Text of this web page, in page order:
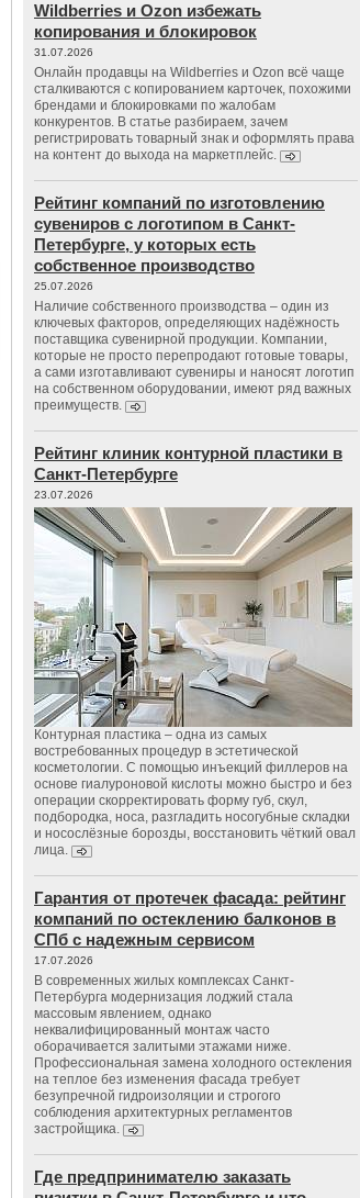
Wildberries и Ozon избежать
копирования и блокировок
31.07.2026
Онлайн продавцы на Wildberries и Ozon всё чаще
сталкиваются с копированием карточек, похожими
брендами и блокировками по жалобам
конкурентов. В статье разбираем, зачем
регистрировать товарный знак и оформлять права
на контент до выхода на маркетплейс.
Рейтинг компаний по изготовлению
сувениров с логотипом в Санкт-
Петербурге, у которых есть
собственное производство
25.07.2026
Наличие собственного производства – один из
ключевых факторов, определяющих надёжность
поставщика сувенирной продукции. Компании,
которые не просто перепродают готовые товары,
а сами изготавливают сувениры и наносят логотип
на собственном оборудовании, имеют ряд важных
преимуществ.
Рейтинг клиник контурной пластики в
Санкт-Петербурге
23.07.2026
Контурная пластика – одна из самых
востребованных процедур в эстетической
косметологии. С помощью инъекций филлеров на
основе гиалуроновой кислоты можно быстро и без
операции скорректировать форму губ, скул,
подбородка, носа, разгладить носогубные складки
и носослёзные борозды, восстановить чёткий овал
лица.
Гарантия от протечек фасада: рейтинг
компаний по остеклению балконов в
СПб с надежным сервисом
17.07.2026
В современных жилых комплексах Санкт-
Петербурга модернизация лоджий стала
массовым явлением, однако
неквалифицированный монтаж часто
оборачивается залитыми этажами ниже.
Профессиональная замена холодного остекления
на теплое без изменения фасада требует
безупречной гидроизоляции и строгого
соблюдения архитектурных регламентов
застройщика.
Где предпринимателю заказать